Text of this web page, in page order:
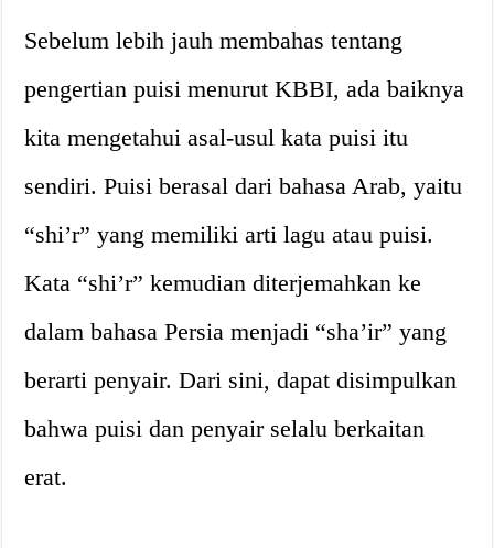
Sebelum lebih jauh membahas tentang
pengertian puisi menurut KBBI, ada baiknya
kita mengetahui asal-usul kata puisi itu
sendiri. Puisi berasal dari bahasa Arab, yaitu
“shi’r” yang memiliki arti lagu atau puisi.
Kata “shi’r” kemudian diterjemahkan ke
dalam bahasa Persia menjadi “sha’ir” yang
berarti penyair. Dari sini, dapat disimpulkan
bahwa puisi dan penyair selalu berkaitan
erat.